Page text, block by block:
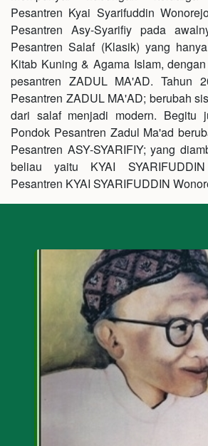
Pesantren Kyai Syarifuddin
Pesantren Asy-Syarifiy pada
Pesantren Salaf (Klasik) yang
Kitab Kuning & Agama Islam,
pesantren ZADUL MA'AD. Tahun
Pesantren ZADUL MA'AD; berubah
dari salaf menjadi modern. Begitu
Pondok Pesantren Zadul Ma'ad
Pesantren ASY-SYARIFIY; yang
beliau yaitu KYAI
Pesantren KYAI SYARIFUDDIN